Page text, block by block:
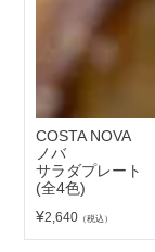
ぬくもりあるスト
手に取った瞬間か
も、コスタ・ノバ
COSTA NOVA
ノバ
サラダプレート
(全4色)
¥2,640 （税込）